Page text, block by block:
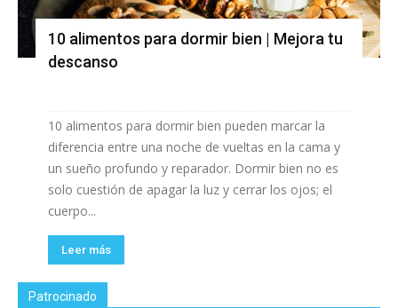
10 alimentos para dormir bien | Mejora tu
descanso
10 alimentos para dormir bien pueden marcar la
diferencia entre una noche de vueltas en la cama y
un sueño profundo y reparador. Dormir bien no es
solo cuestión de apagar la luz y cerrar los ojos; el
cuerpo...
Leer más
Patrocinado